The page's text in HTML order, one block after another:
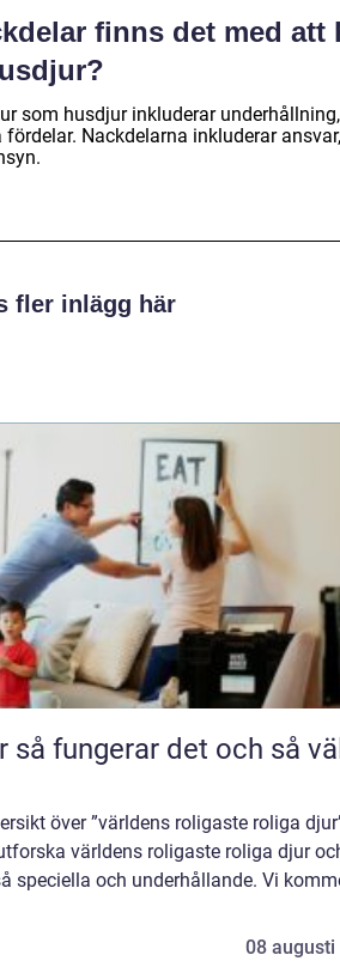
finns det med att
som husdjur inkluderar underhållning,
Nackdelarna inkluderar ansvar,
fler inlägg här
över ”världens roligaste roliga
världens roligaste roliga djur
speciella och underhållande. Vi
08 augusti